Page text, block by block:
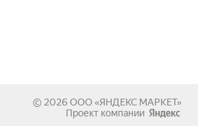
© 2026 ООО «ЯНДЕКС МАРКЕТ»
Проект компании